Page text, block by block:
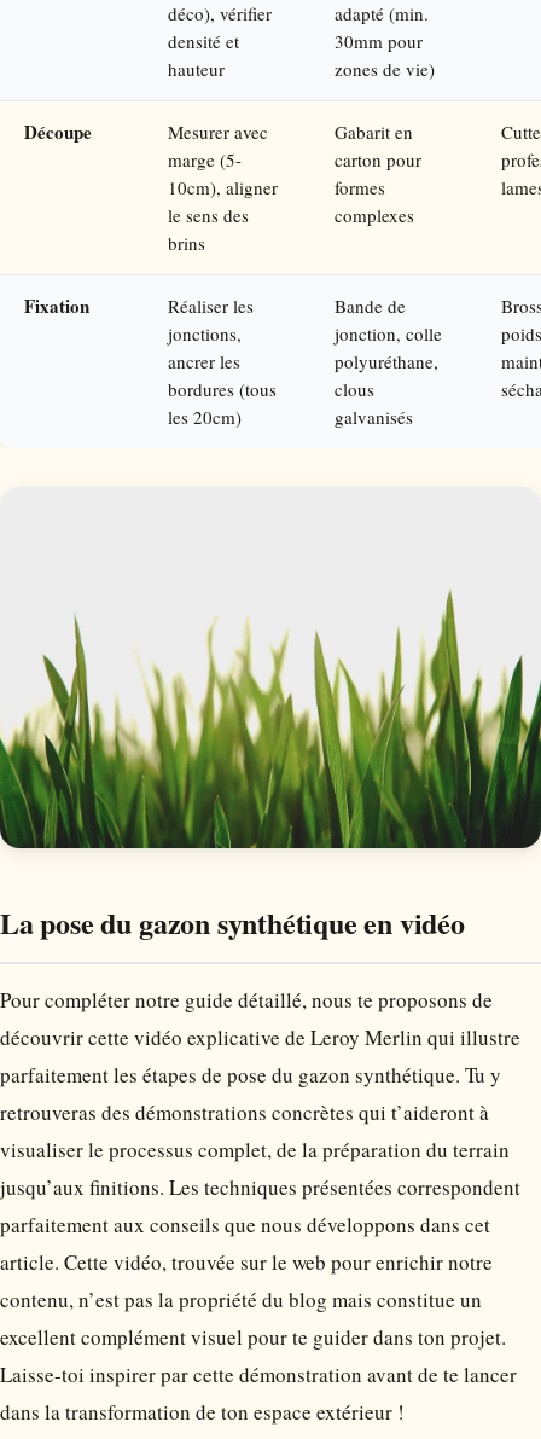
déco), vérifier
densité et
hauteur
adapté (min.
30mm pour
zones de vie)
Découpe
Mesurer avec
marge (5-
10cm), aligner
le sens des
brins
Gabarit en
carton pour
formes
complexes
Fixation
Réaliser les
jonctions,
ancrer les
bordures (tous
les 20cm)
Bande de
jonction, colle
polyuréthane,
clous
galvanisés
La pose du gazon synthétique en vidéo
Pour compléter notre guide détaillé, nous te proposons de
découvrir cette vidéo explicative de Leroy Merlin qui illustre
parfaitement les étapes de pose du gazon synthétique. Tu y
retrouveras des démonstrations concrètes qui t’aideront à
visualiser le processus complet, de la préparation du terrain
jusqu’aux finitions. Les techniques présentées correspondent
parfaitement aux conseils que nous développons dans cet
article. Cette vidéo, trouvée sur le web pour enrichir notre
contenu, n’est pas la propriété du blog mais constitue un
excellent complément visuel pour te guider dans ton projet.
Laisse-toi inspirer par cette démonstration avant de te lancer
dans la transformation de ton espace extérieur !